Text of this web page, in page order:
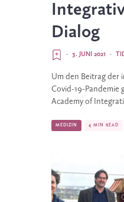
Dialog
·
3. JUNI 2021
·
Um den Beitrag der
Covid-19-Pandemie
Academy of
MEDIZIN 4 MIN READ